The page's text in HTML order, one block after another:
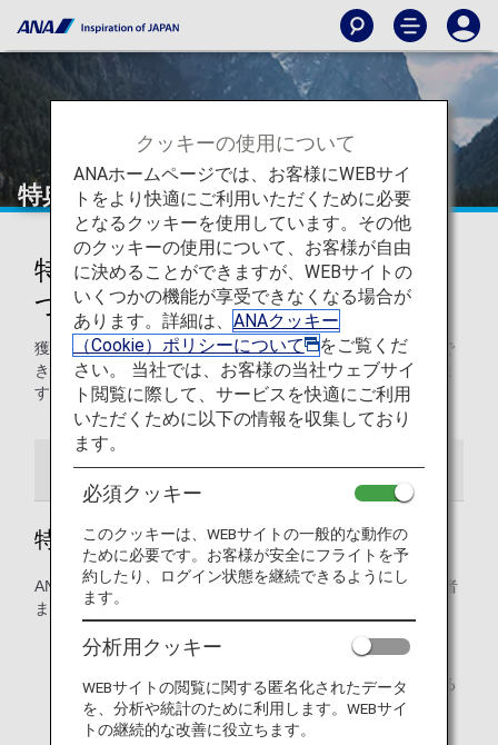
特典のご利用と共有
特典のご利用とご利用者の登録に
ついて
獲得したマイルのご利用方法や、マイルを他の方がご利用で
きるようにご登録する方法について、詳しくご紹介いたしま
す。
特典のご利用について 特典利用者登録
特典利用の対象となるお客様
ANAマイレージクラブ（AMC）会員ご本人様、会員の配偶者
または同性パートナー、2親等以内のご親族が対象です。
事前に特典利用者登録が必要です。
本会員のお客様のみ、マイルを提携ポイントに交換する
ことができます。
クッキーの使用について
ANAホームページでは、お客様にWEBサイ
トをより快適にご利用いただくために必要
となるクッキーを使用しています。その他
のクッキーの使用について、お客様が自由
に決めることができますが、WEBサイトの
いくつかの機能が享受できなくなる場合が
あります。詳細は、 ANAクッキー
（Cookie）ポリシーについて
をご覧くだ
さい。 当社では、お客様の当社ウェブサイ
ト閲覧に際して、サービスを快適にご利用
いただくために以下の情報を収集しており
ます。
必須クッキー
このクッキーは、WEBサイトの一般的な動作の
ために必要です。お客様が安全にフライトを予
約したり、ログイン状態を継続できるようにし
ます。
分析用クッキー
WEBサイトの閲覧に関する匿名化されたデータ
を、分析や統計のために利用します。WEBサイ
トの継続的な改善に役立ちます。